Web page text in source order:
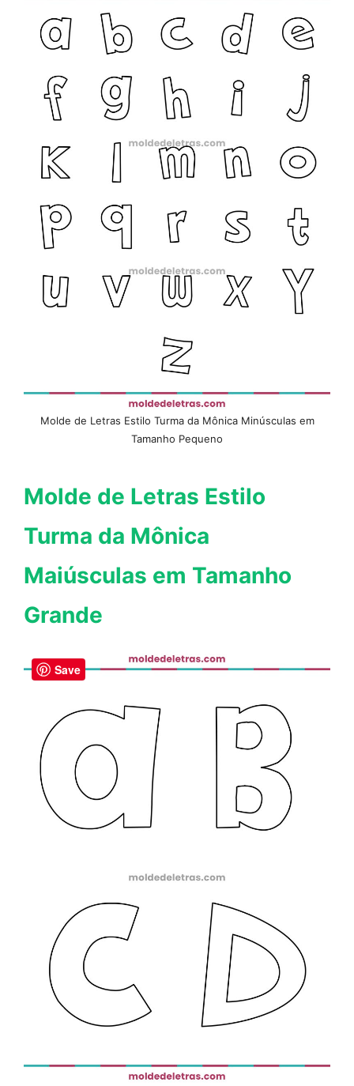
Molde de Letras Estilo Turma da Mônica Minúsculas em
Tamanho Pequeno
Molde de Letras Estilo
Turma da Mônica
Maiúsculas em Tamanho
Grande
Save